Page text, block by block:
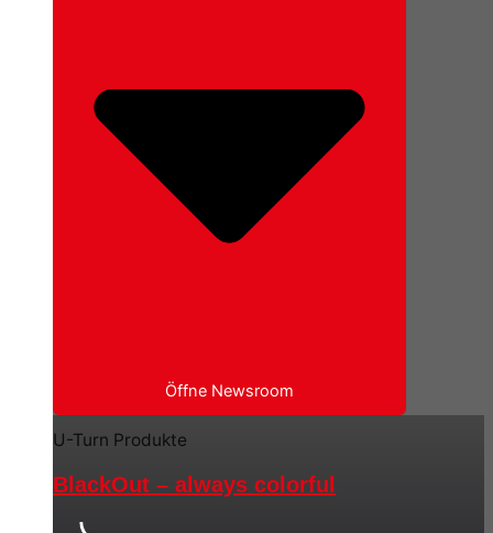
Öffne Newsroom
U-Turn Produkte
BlackOut – always colorful